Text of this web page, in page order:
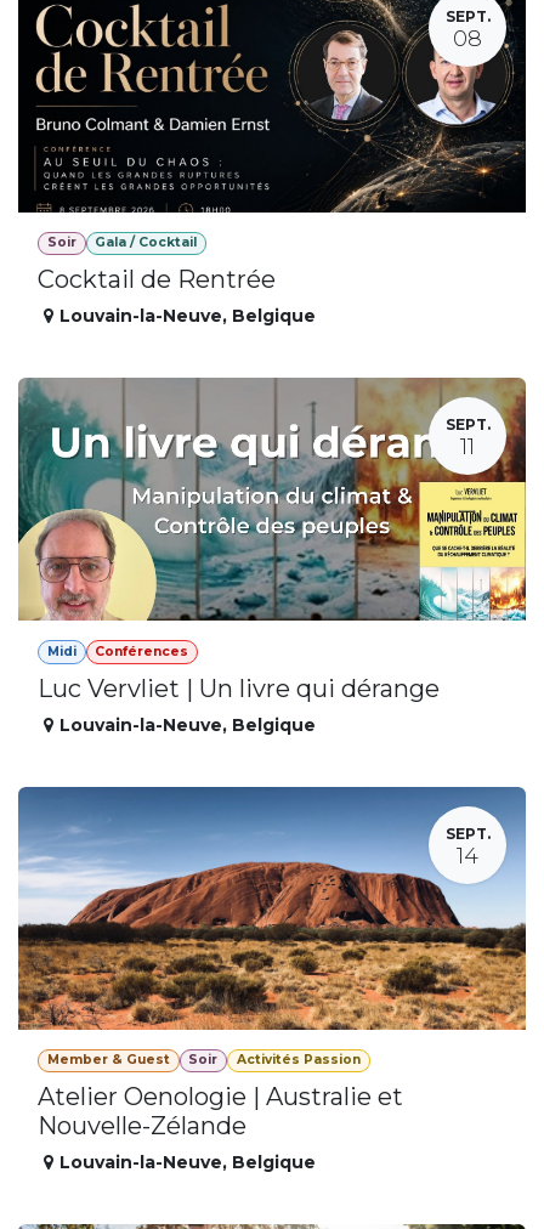
SEPT.
08
Soir Gala / Cocktail
Cocktail de Rentrée
Louvain-la-Neuve, Belgique
SEPT.
11
Midi Conférences
Luc Vervliet | Un livre qui dérange
Louvain-la-Neuve, Belgique
SEPT.
14
Member & Guest Soir Activités Passion
Atelier Oenologie | Australie et
Nouvelle-Zélande
Louvain-la-Neuve, Belgique